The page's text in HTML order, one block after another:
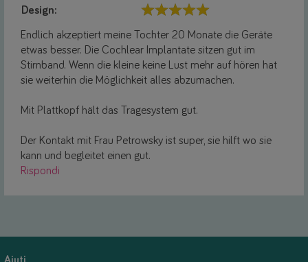
Design:
Endlich akzeptiert meine Tochter 20 Monate die Geräte
etwas besser. Die Cochlear Implantate sitzen gut im
Stirnband. Wenn die kleine keine Lust mehr auf hören hat
sie weiterhin die Möglichkeit alles abzumachen.
Mit Plattkopf hält das Tragesystem gut.
Der Kontakt mit Frau Petrowsky ist super, sie hilft wo sie
kann und begleitet einen gut.
Rispondi